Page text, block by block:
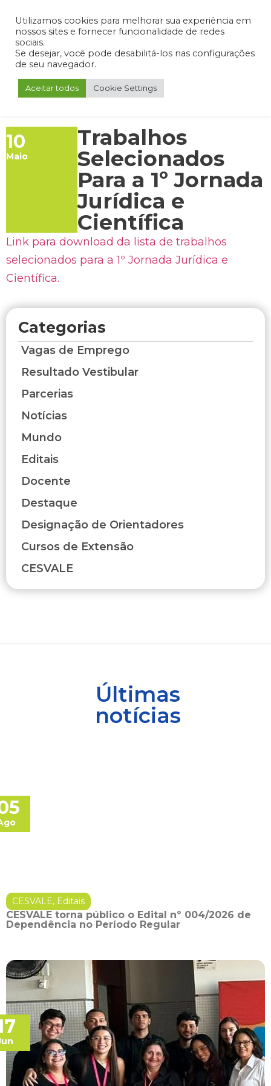
Admin Portal do Aluno Portal do Professor Portal do Coordenador
10
Maio
Trabalhos
Selecionados
Para a 1º Jornada
Jurídica e
Científica
Link para download da lista de trabalhos
selecionados para a 1º Jornada Jurídica e
Científica.
Categorias
Vagas de Emprego
Resultado Vestibular
Parcerias
Notícias
Mundo
Editais
Docente
Destaque
Designação de Orientadores
Cursos de Extensão
CESVALE
Últimas
notícias
CESVALE, Editais
CESVALE torna público o Edital nº 004/2026 de
Dependência no Período Regular
Utilizamos cookies para melhorar sua experiência em
nossos sites e fornecer funcionalidade de redes
sociais.
Se desejar, você pode desabilitá-los nas configurações
de seu navegador.
Aceitar todos Cookie Settings